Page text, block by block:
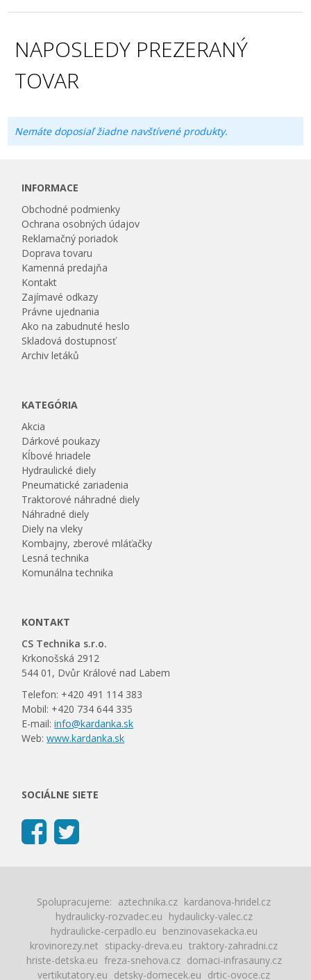
NAPOSLEDY PREZERANÝ
TOVAR
Nemáte doposiaľ žiadne navštívené produkty.
INFORMACE
Obchodné podmienky
Ochrana osobných údajov
Reklamačný poriadok
Doprava tovaru
Kamenná predajňa
Kontakt
Zajímavé odkazy
Právne ujednania
Ako na zabudnuté heslo
Skladová dostupnosť
Archiv letáků
KATEGÓRIA
Akcia
Dárkové poukazy
Kĺbové hriadele
Hydraulické diely
Pneumatické zariadenia
Traktorové náhradné diely
Náhradné diely
Diely na vleky
Kombajny, zberové mláťačky
Lesná technika
Komunálna technika
KONTAKT
CS Technika s.r.o.
Krkonošská 2912
544 01, Dvůr Králové nad Labem
Telefon: +420 491 114 383
Mobil: +420 734 644 335
E-mail:info@kardanka.sk
Web:www.kardanka.sk
SOCIÁLNE SIETE
Spolupracujeme: aztechnika.cz kardanova-hridel.cz
hydraulicky-rozvadec.eu hydaulicky-valec.cz
hydraulicke-cerpadlo.eu benzinovasekacka.eu
krovinorezy.net stipacky-dreva.eu traktory-zahradni.cz
hriste-detska.eu freza-snehova.cz domaci-infrasauny.cz
vertikutatory.eu detsky-domecek.eu drtic-ovoce.cz